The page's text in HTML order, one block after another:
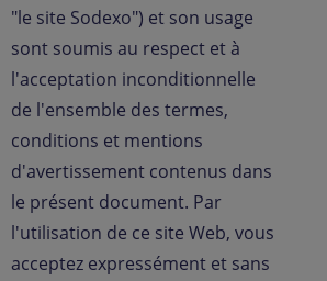
Presse
"le site Sodexo") et son usage
sont soumis au respect et à
l'acceptation inconditionnelle
de l'ensemble des termes,
conditions et mentions
d'avertissement contenus dans
le présent document. Par
l'utilisation de ce site Web, vous
acceptez expressément et sans